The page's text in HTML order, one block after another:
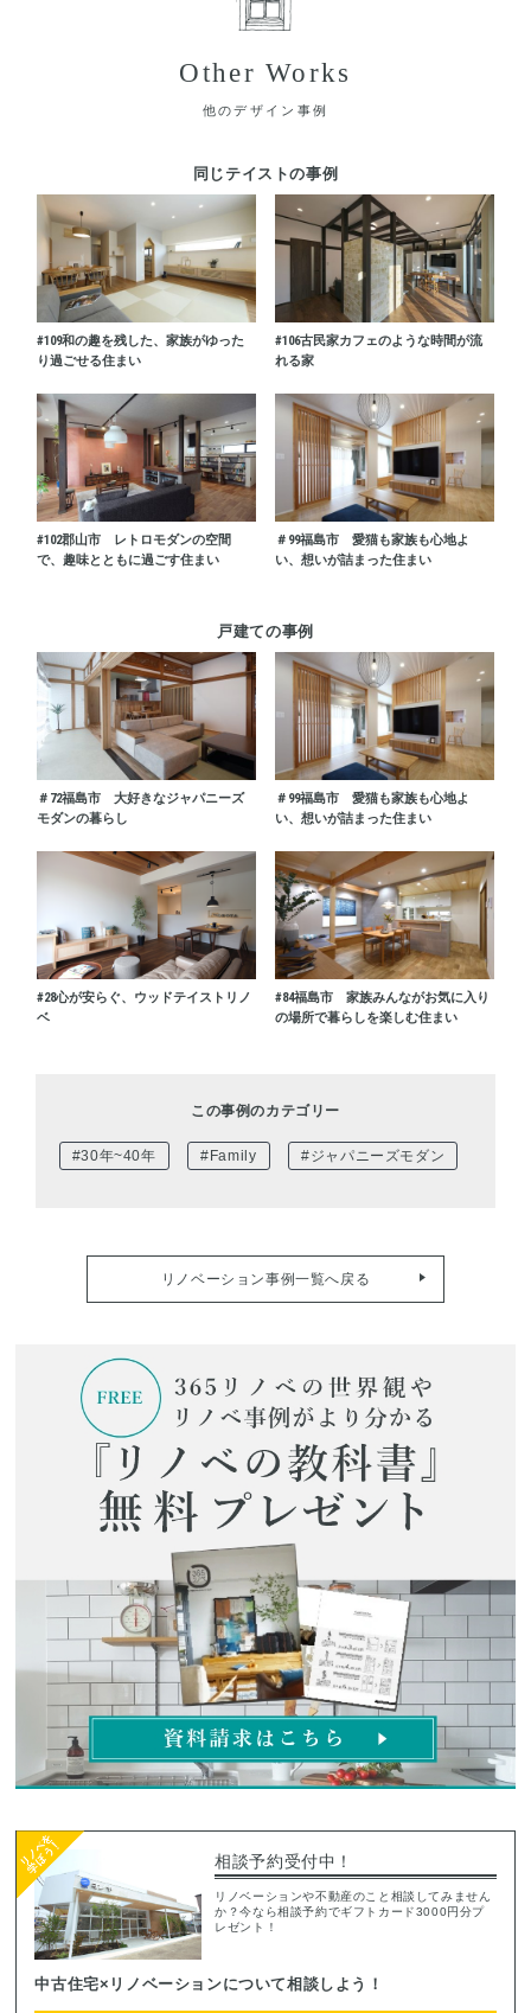
Other Works
他のデザイン事例
同じテイストの事例
#109和の趣を残した、家族がゆった
り過ごせる住まい
#106古民家カフェのような時間が流
れる家
#102郡山市 レトロモダンの空間
で、趣味とともに過ごす住まい
＃99福島市 愛猫も家族も心地よ
い、想いが詰まった住まい
戸建ての事例
＃72福島市 大好きなジャパニーズ
モダンの暮らし
＃99福島市 愛猫も家族も心地よ
い、想いが詰まった住まい
#28心が安らぐ、ウッドテイストリノ
ベ
#84福島市 家族みんながお気に入り
の場所で暮らしを楽しむ住まい
この事例のカテゴリー
#30年~40年 #Family #ジャパニーズモダン
リノベーション事例一覧へ戻る
相談予約受付中！
リノベーションや不動産のこと相談してみません
か？今なら相談予約でギフトカード3000円分プ
レゼント！
中古住宅×リノベーションについて相談しよう！